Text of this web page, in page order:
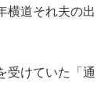
横道それ夫の出
受けていた「通